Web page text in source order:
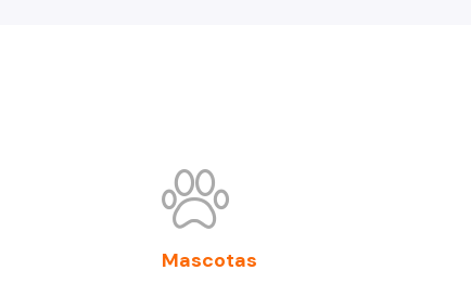
Mascotas